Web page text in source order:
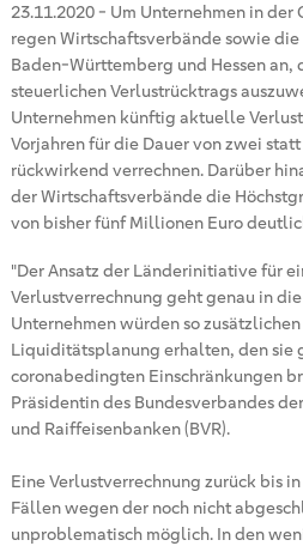
23.11.2020- Um Unternehmen in der
regen Wirtschaftsverbände sowie
Baden-Württemberg und Hessen
steuerlichen Verlustrücktrags
Unternehmen künftig aktuelle
Vorjahren für die Dauer von zwei
rückwirkend verrechnen. Darüber
der Wirtschaftsverbände die
von bisher fünf Millionen Euro
"Der Ansatz der Länderinitiative für
Verlustverrechnung geht genau in
Unternehmen würden so
Liquiditätsplanung erhalten, den sie
coronabedingten Einschränkungen
Präsidentin des Bundesverbandes
und Raiffeisenbanken (BVR).
Eine Verlustverrechnung zurück bis
Fällen wegen der noch nicht
unproblematisch möglich. In den